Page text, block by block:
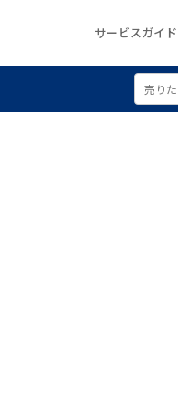
サービスガイド